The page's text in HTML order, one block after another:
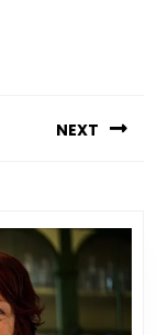
NEXT